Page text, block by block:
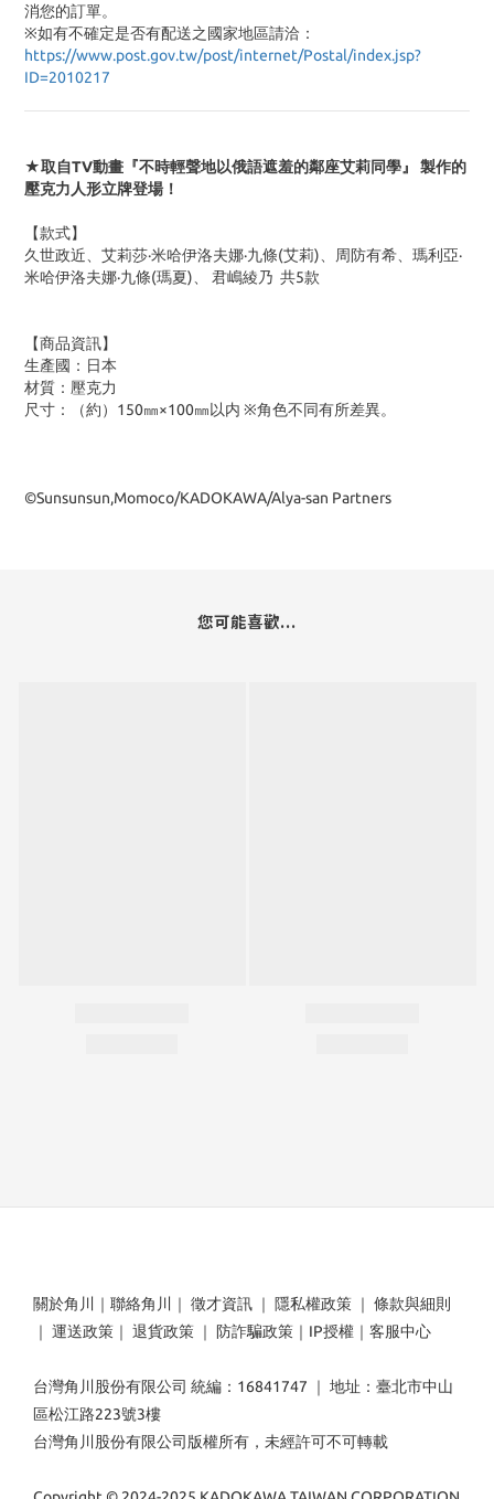
消您的訂單。
※如有不確定是否有配送之國家地區請洽：
https://www.post.gov.tw/post/internet/Postal/index.jsp?
ID=2010217
★取自TV動畫『不時輕聲地以俄語遮羞的鄰座艾莉同學』 製作的
壓克力人形立牌登場！
【款式】
久世政近、艾莉莎·米哈伊洛夫娜·九條(艾莉)、周防有希、瑪利亞·
米哈伊洛夫娜·九條(瑪夏)、 君嶋綾乃 共5款
【商品資訊】
生產國：日本
材質：壓克力
尺寸：（約）150㎜×100㎜以内 ※角色不同有所差異。
©Sunsunsun,Momoco/KADOKAWA/Alya-san Partners
您可能喜歡...
關於角川 ｜ 聯絡角川 ｜ 徵才資訊 ｜ 隱私權政策 ｜ 條款與細則
｜ 運送政策 ｜ 退貨政策 ｜ 防詐騙政策 ｜ IP授權 ｜ 客服中心
台灣角川股份有限公司 統編：16841747 ｜ 地址：臺北市中山
區松江路223號3樓
台灣角川股份有限公司版權所有，未經許可不可轉載